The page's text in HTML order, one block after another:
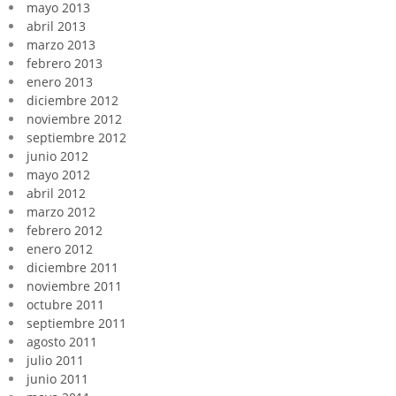
mayo 2013
abril 2013
marzo 2013
febrero 2013
enero 2013
diciembre 2012
noviembre 2012
septiembre 2012
junio 2012
mayo 2012
abril 2012
marzo 2012
febrero 2012
enero 2012
diciembre 2011
noviembre 2011
octubre 2011
septiembre 2011
agosto 2011
julio 2011
junio 2011